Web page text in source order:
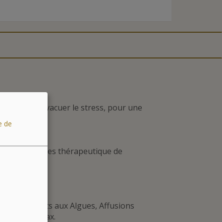
évacuer le stress, pour une
Massages thérapeutique de
: Bain Jets aux Algues, Affusions
Ondorelax.
de